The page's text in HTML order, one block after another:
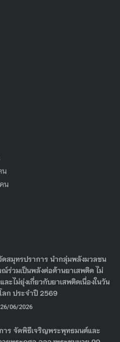
น
น
ดสมุทรปราการ นำกลุ่มพลังมวลชน
ร่วมเป็นพลังต่อต้านยาเสพติด ไม่
ละไม่ยุ่งเกี่ยวกับยาเสพติดเนื่องในวัน
ลก ประจำปี 2569
26/06/2026
าร จัดพิธีเจริญพระพุทธมนต์และ